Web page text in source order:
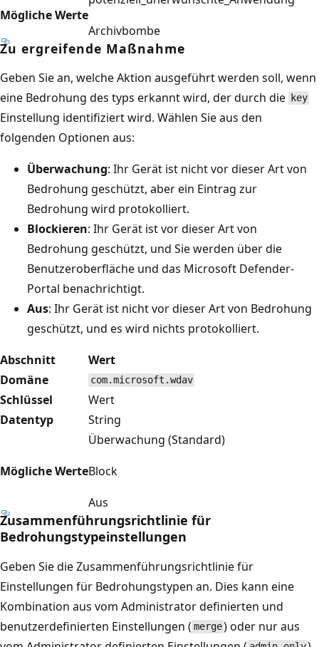
Mögliche Werte
Archivbombe
Zu ergreifende Maßnahme
Geben Sie an, welche Aktion ausgeführt werden soll, wenn
eine Bedrohung des typs erkannt wird, der durch die
key
Einstellung identifiziert wird. Wählen Sie aus den
folgenden Optionen aus:
Überwachung: Ihr Gerät ist nicht vor dieser Art von
Bedrohung geschützt, aber ein Eintrag zur
Bedrohung wird protokolliert.
Blockieren: Ihr Gerät ist vor dieser Art von
Bedrohung geschützt, und Sie werden über die
Benutzeroberfläche und das Microsoft Defender-
Portal benachrichtigt.
Aus: Ihr Gerät ist nicht vor dieser Art von Bedrohung
geschützt, und es wird nichts protokolliert.
Abschnitt
Wert
Domäne
com.microsoft.wdav
Schlüssel
Wert
Datentyp
String
Mögliche Werte
Überwachung (Standard)
Block
Aus
Zusammenführungsrichtlinie für
Bedrohungstypeinstellungen
Geben Sie die Zusammenführungsrichtlinie für
Einstellungen für Bedrohungstypen an. Dies kann eine
Kombination aus vom Administrator definierten und
benutzerdefinierten Einstellungen ( merge) oder nur aus